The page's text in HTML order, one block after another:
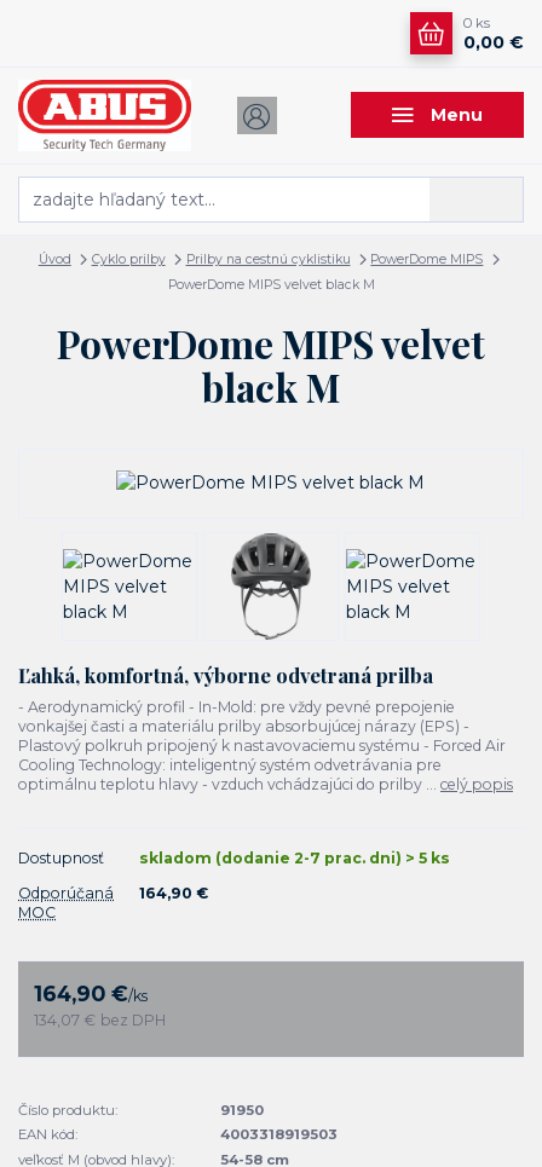
Menu
0 ks
0,00 €
Úvod Cyklo prilby Prilby na cestnú cyklistiku
PowerDome MIPS
PowerDome MIPS velvet black M
PowerDome MIPS velvet
black M
Ľahká, komfortná, výborne odvetraná prilba
- Aerodynamický profil - In-Mold: pre vždy pevné prepojenie
vonkajšej časti a materiálu prilby absorbujúcej nárazy (EPS) -
Plastový polkruh pripojený k nastavovaciemu systému - Forced Air
Cooling Technology: inteligentný systém odvetrávania pre
optimálnu teplotu hlavy - vzduch vchádzajúci do prilby ... celý popis
Dostupnosť
skladom (dodanie 2-7 prac. dni) > 5 ks
Odporúčaná
MOC
164,90 €
164,90 €/ks
134,07 € bez DPH
Číslo produktu:
91950
EAN kód:
4003318919503
veľkosť M (obvod hlavy):
54-58 cm